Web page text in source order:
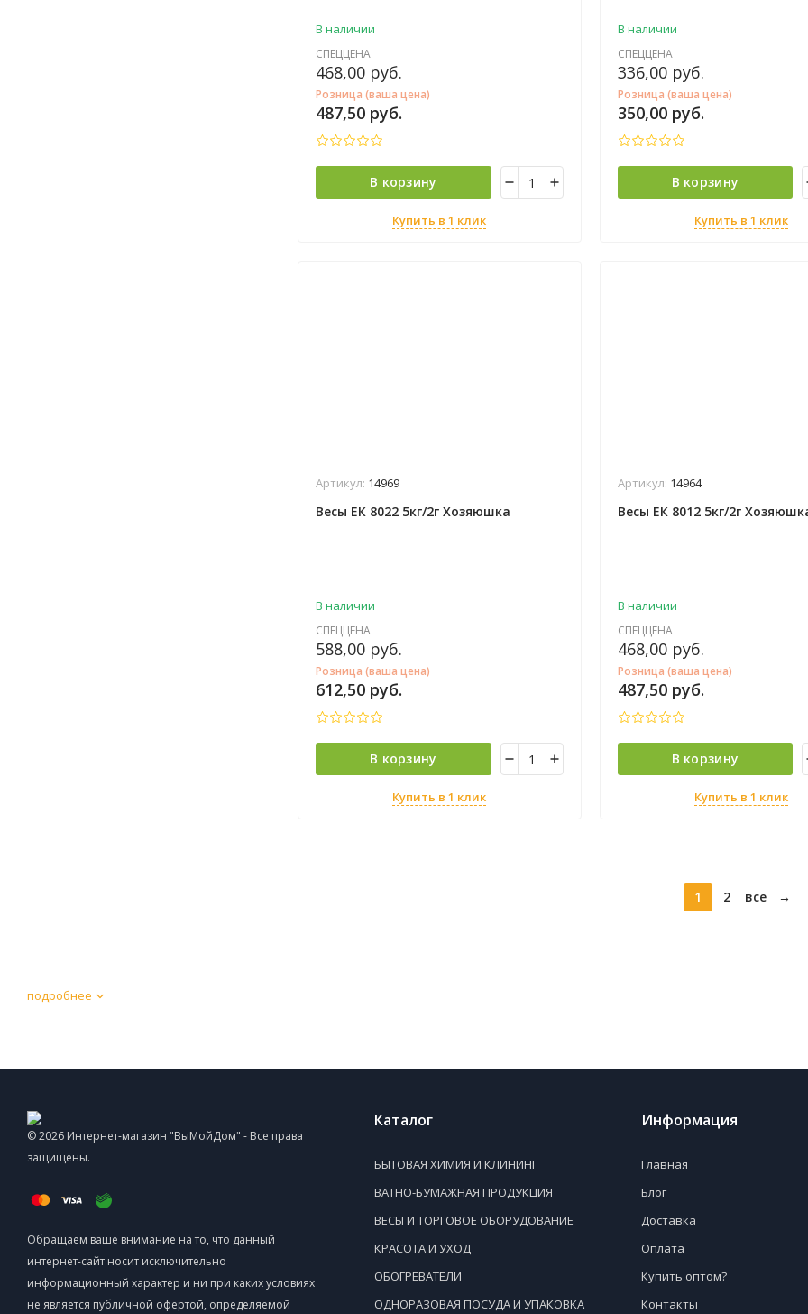
В наличии
СПЕЦЦЕНА
468,00 руб.
Розница (ваша цена)
487,50 руб.
В корзину
Купить в 1 клик
В наличии
СПЕЦЦЕНА
336,00 руб.
Розница (ваша цена)
350,00 руб.
В корзину
Купить в 1 клик
Артикул: 14969
Весы ЕК 8022 5кг/2г Хозяюшка
В наличии
СПЕЦЦЕНА
588,00 руб.
Розница (ваша цена)
612,50 руб.
В корзину
Купить в 1 клик
Артикул: 14964
Весы ЕК 8012 5кг/2г
В наличии
СПЕЦЦЕНА
468,00 руб.
Розница (ваша цена)
487,50 руб.
В корзину
Купить в 1 клик
1 2 все →
подробнее
© 2026 Интернет-магазин "ВыМойДом" - Все права
защищены.
Обращаем ваше внимание на то, что данный
интернет-сайт носит исключительно
информационный характер и ни при каких условиях
не является публичной офертой, определяемой
Каталог
БЫТОВАЯ ХИМИЯ И КЛИНИНГ
ВАТНО-БУМАЖНАЯ ПРОДУКЦИЯ
ВЕСЫ И ТОРГОВОЕ ОБОРУДОВАНИЕ
КРАСОТА И УХОД
ОБОГРЕВАТЕЛИ
ОДНОРАЗОВАЯ ПОСУДА И УПАКОВКА
Информация
Главная
Блог
Доставка
Оплата
Купить оптом?
Контакты